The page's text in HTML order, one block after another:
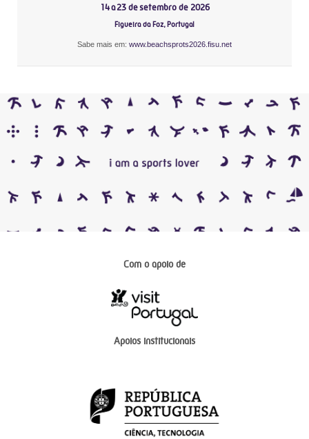
14 a 23 de setembro de 2026
Figueira da Foz, Portugal
Sabe mais em: www.beachsprots2026.fisu.net
Com o apoio de
Apoios institucionais